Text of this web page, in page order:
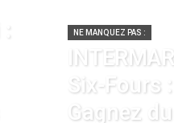
NE MANQUEZ PAS :
Six-Fours :
Gagnez du